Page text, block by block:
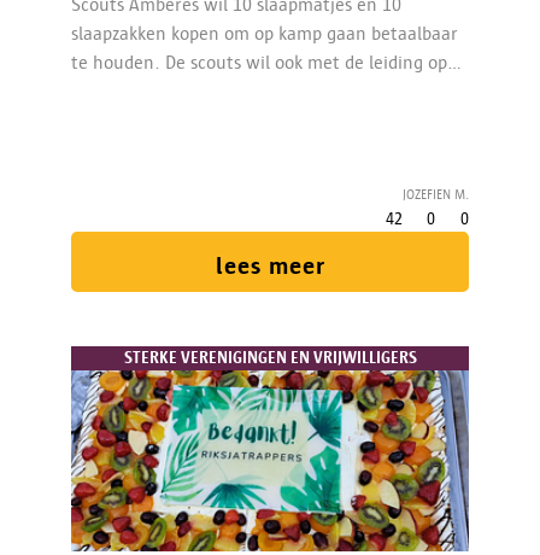
Scouts Amberes wil 10 slaapmatjes en 10
slaapzakken kopen om op kamp gaan betaalbaar
te houden. De scouts wil ook met de leiding op
Jozefien M.
42 0 0
lees meer
STERKE VERENIGINGEN EN VRIJWILLIGERS